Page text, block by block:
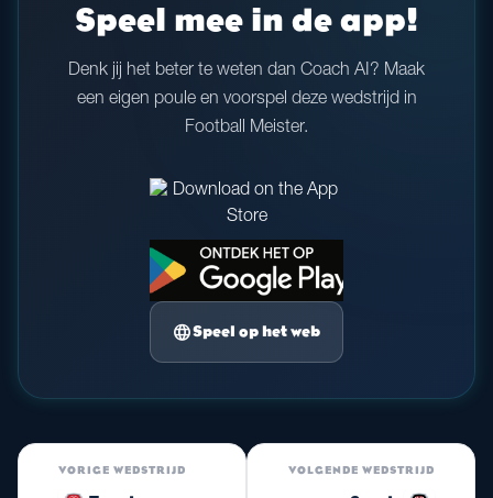
Speel mee in de app!
Denk jij het beter te weten dan Coach AI? Maak
een eigen poule en voorspel deze wedstrijd in
Football Meister.
languageSpeel op het web
VORIGE WEDSTRIJD VOLGENDE WEDSTRIJD